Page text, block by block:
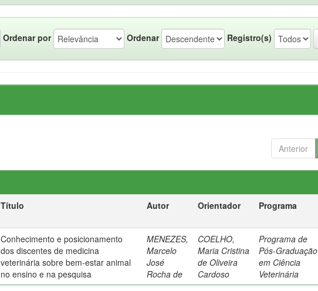
Ordenar por Ordenar Registro(s)
Anterior
Título Autor Orientador Programa
Conhecimento e posicionamento
dos discentes de medicina
veterinária sobre bem-estar animal
no ensino e na pesquisa
MENEZES,
Marcelo
José
Rocha de
COELHO,
Maria Cristina
de Oliveira
Cardoso
Programa de
Pós-Graduação
em Ciência
Veterinária